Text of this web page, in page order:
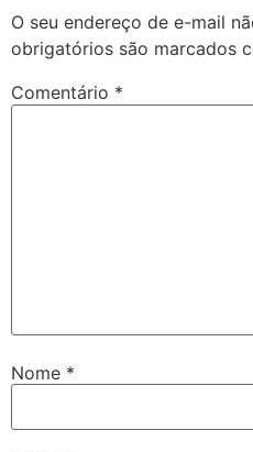
O seu endereço de e-mail
obrigatórios são marcados
Comentário *
Nome *